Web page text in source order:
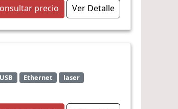
precio Ver Detalle
USB Ethernet laser